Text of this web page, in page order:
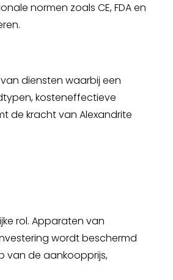
normen zoals CE, FDA en
diensten waarbij een
kosteneffectieve
de kracht van Alexandrite
rol. Apparaten van
wordt beschermd
van de aankoopprijs,